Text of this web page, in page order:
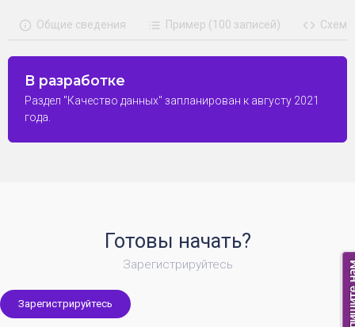
Общие сведения Пример (100 записей) Схема
В разработке
Раздел "Качество данных" запланирован к августу 2021
года.
Готовы начать?
Зарегистрируйтесь
Зарегистрируйтесь